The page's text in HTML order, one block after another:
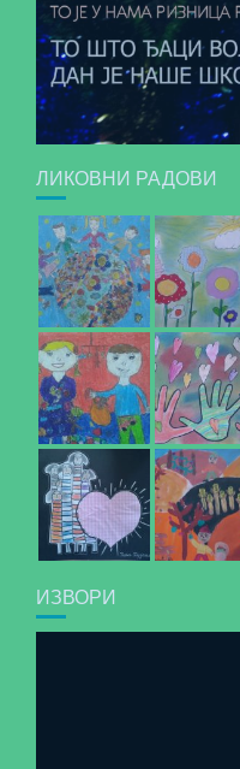
ЛИКОВНИ РАДОВИ
ИЗВОРИ